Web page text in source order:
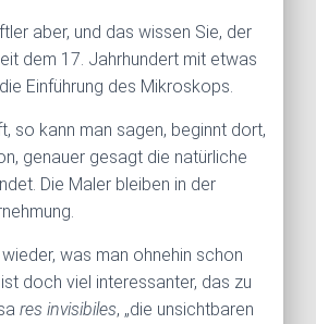
aber, und das wissen Sie, der
dem 17. Jahrhundert mit etwas
Einführung des Mikroskops.
so kann man sagen, beginnt dort,
genauer gesagt die natürliche
Die Maler bleiben in der
was man ohnehin schon
doch viel interessanter, das zu
res invisibiles, „die unsichtbaren